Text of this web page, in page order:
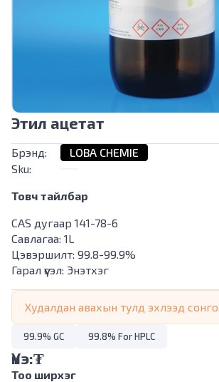
Этил ацетат
Брэнд:
LOBA CHEMIE
Sku:
Товч тайлбар
CAS дугаар 141-78-6
Савлагаа: 1L
Цэвэршилт: 99.8-99.9%
Гарал үүсэл: Энэтхэг
Худалдан авахын тулд эхлээд
99.9% GC 99.8% For HPLC
Үнэ:₮
Тоо ширхэг